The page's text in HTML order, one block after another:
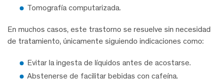
Tomografía computarizada.
En muchos casos, este trastorno se resuelve sin necesidad
de tratamiento, únicamente siguiendo indicaciones como:
Evitar la ingesta de líquidos antes de acostarse.
Abstenerse de facilitar bebidas con cafeína.